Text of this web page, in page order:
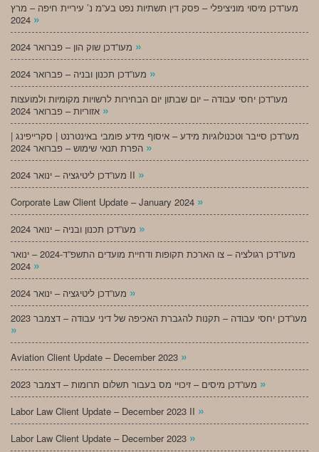
מעו”דכן מיסוי מוניציפלי – פסק דין תשתיות נפט בע”מ נ’ עיריית חיפה – מרץ
»
»
»
מעו”דכן יחסי עבודה – יום שבתון יום הבחירות לרשויות מקומיות ולמועצות
»
מעו”דכן סייבר וטכנולוגיות מידע – איסוף מידע פומבי באינטרנט | סקרייפינג |
»
מעו”דכן ליטיגציה – ינואר 2024 II »
Corporate Law Client Update – January 2024 »
»
מעו”דכן רגולציה – צו הארכת תקופות ודחיית מועדים התשפ”ד-2024 – ינואר
»
»
מעו”דכן יחסי עבודה – תקנות להגברת האכיפה של דיני עבודה – דצמבר 2023
»
Aviation Client Update – December 2023 »
»
Labor Law Client Update – December 2023 II »
Labor Law Client Update – December 2023 »